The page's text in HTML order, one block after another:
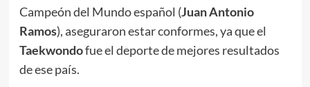
Campeón del Mundo español (Juan Antonio
Ramos), aseguraron estar conformes, ya que el
Taekwondofue el deporte de mejores resultados
de ese país.